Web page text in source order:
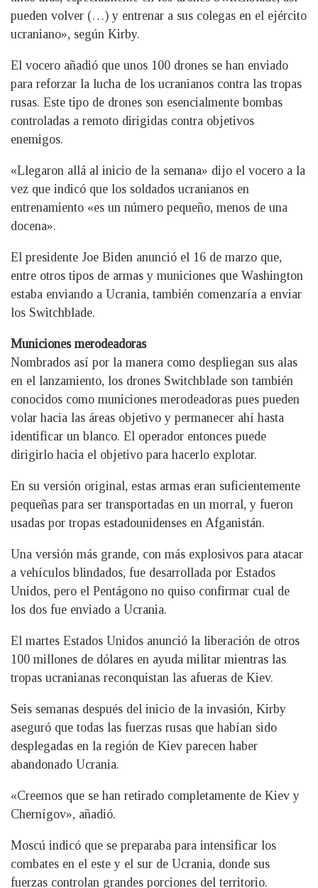
pueden volver (…) y entrenar a sus colegas en el ejército
ucraniano», según Kirby.
El vocero añadió que unos 100 drones se han enviado
para reforzar la lucha de los ucranianos contra las tropas
rusas. Este tipo de drones son esencialmente bombas
controladas a remoto dirigidas contra objetivos
enemigos.
«Llegaron allá al inicio de la semana» dijo el vocero a la
vez que indicó que los soldados ucranianos en
entrenamiento «es un número pequeño, menos de una
docena».
El presidente Joe Biden anunció el 16 de marzo que,
entre otros tipos de armas y municiones que Washington
estaba enviando a Ucrania, también comenzaría a enviar
los Switchblade.
Municiones merodeadoras
Nombrados así por la manera como despliegan sus alas
en el lanzamiento, los drones Switchblade son también
conocidos como municiones merodeadoras pues pueden
volar hacia las áreas objetivo y permanecer ahí hasta
identificar un blanco. El operador entonces puede
dirigirlo hacia el objetivo para hacerlo explotar.
En su versión original, estas armas eran suficientemente
pequeñas para ser transportadas en un morral, y fueron
usadas por tropas estadounidenses en Afganistán.
Una versión más grande, con más explosivos para atacar
a vehículos blindados, fue desarrollada por Estados
Unidos, pero el Pentágono no quiso confirmar cual de
los dos fue enviado a Ucrania.
El martes Estados Unidos anunció la liberación de otros
100 millones de dólares en ayuda militar mientras las
tropas ucranianas reconquistan las afueras de Kiev.
Seis semanas después del inicio de la invasión, Kirby
aseguró que todas las fuerzas rusas que habían sido
desplegadas en la región de Kiev parecen haber
abandonado Ucrania.
«Creemos que se han retirado completamente de Kiev y
Chernígov», añadió.
Moscú indicó que se preparaba para intensificar los
combates en el este y el sur de Ucrania, donde sus
fuerzas controlan grandes porciones del territorio.